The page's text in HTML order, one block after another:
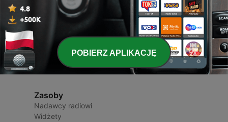
Radio Polska
Stacje radiowe i podcasty
Zasoby
Nadawcy radiowi
Widżety
POBIERZ APLIKACJĘ